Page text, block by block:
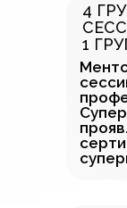
4
1